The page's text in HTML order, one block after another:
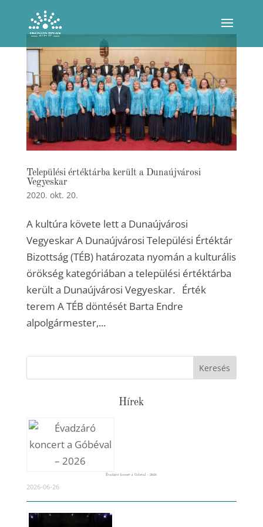
Települési értéktárba került a Dunaújvárosi
Vegyeskar
2020. okt. 20.
A kultúra követe lett a Dunaújvárosi
Vegyeskar A Dunaújvárosi Települési Értéktár
Bizottság (TÉB) határozata nyomán a kulturális
örökség kategóriában a települési értéktárba
került a Dunaújvárosi Vegyeskar. Érték
terem A TÉB döntését Barta Endre
alpolgármester,...
Hírek
Évadzáró koncert a Góbéval – 2026
2026-06-26